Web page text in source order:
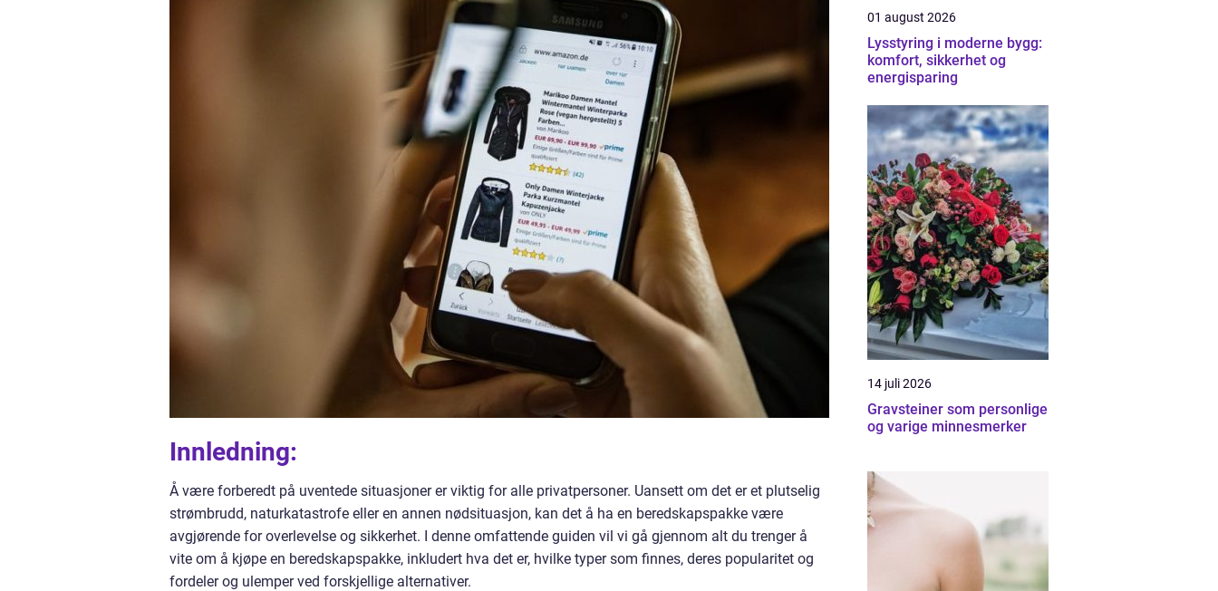
Innledning:
Å være forberedt på uventede situasjoner er viktig for alle privatpersoner. Uansett om det er et plutselig
strømbrudd, naturkatastrofe eller en annen nødsituasjon, kan det å ha en beredskapspakke være
avgjørende for overlevelse og sikkerhet. I denne omfattende guiden vil vi gå gjennom alt du trenger å
vite om å kjøpe en beredskapspakke, inkludert hva det er, hvilke typer som finnes, deres popularitet og
fordeler og ulemper ved forskjellige alternativer.
01 august 2026
Lysstyring i moderne bygg:
komfort, sikkerhet og
energisparing
14 juli 2026
Gravsteiner som personlige
og varige minnesmerker